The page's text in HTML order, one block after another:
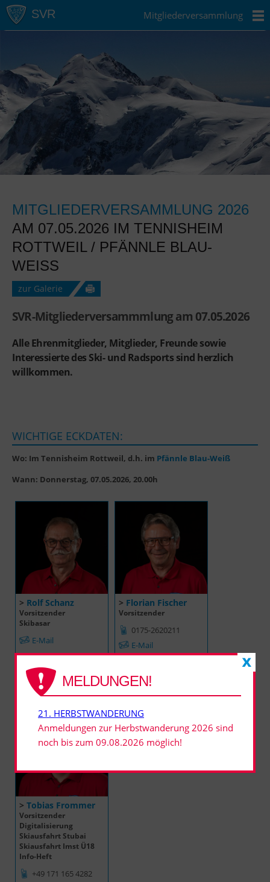
Mitgliederversammlung
MITGLIEDERVERSAMMLUNG 2026
AM 07.05.2026 IM TENNISHEIM
ROTTWEIL / PFÄNNLE BLAU-
WEISS
zur Galerie
SVR-Mitgliederversammmlung am 07.05.2026
Alle Ehrenmitglieder, Mitglieder, Freunde sowie
Interessierte des Ski- und Radsports sind herzlich
willkommen.
WICHTIGE ECKDATEN:
Wo: Im Tennisheim Rottweil, d.h. im Pfännle Blau-Weiß
Wann: Donnerstag, 07.05.2026, 20.00h
> Rolf Schanz
Vorsitzender
Skibasar
E-Mail
> Florian Fischer
Vorsitzender
0175-2620211
E-Mail
> Tobias Frommer
Vorsitzender
Digitalisierung
Skiausfahrt Stubai
Skiausfahrt Imst Ü18
Info-Heft
+49 171 165 4282
MELDUNGEN!
21. HERBSTWANDERUNG
Anmeldungen zur Herbstwanderung 2026 sind
noch bis zum 09.08.2026 möglich!